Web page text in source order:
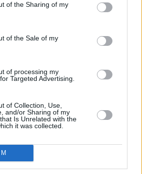
of the Sharing of my
of the Sale of my
of processing my
Targeted Advertising.
of Collection, Use,
and/or Sharing of my
Is Unrelated with the
it was collected.
na Ziemi. Wyspy są
rafą koralową i przezroczystą,
jest domem dla ogromnych żółwi
To fantastyczne miejsce dla
i tych, którzy chcieliby
Funkcjonuje tutaj wiele
nurkowych.